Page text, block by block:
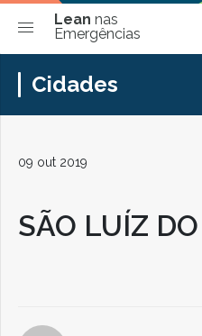
Lean nas
Emergências
Cidades
09 out 2019
SÃO LUÍZ